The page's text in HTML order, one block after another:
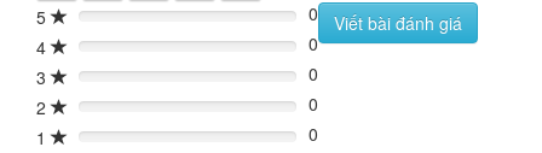
5 0%
0
4
0%
0
3
0%
0
2
0%
0
1
0% 0
Viết bài đánh giá